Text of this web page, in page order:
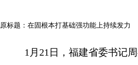
原标题：在固根本打基础强功能上持续发力
1月21日，福建省委书记